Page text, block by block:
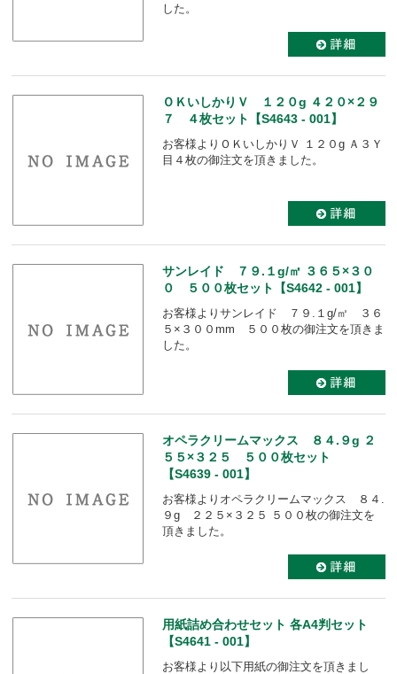
した。
ＯＫいしかりＶ １２０g ４２０×２９
７ ４枚セット【S4643 - 001】
お客様よりＯＫいしかりＶ １２０g Ａ３Ｙ
目４枚の御注文を頂きました。
サンレイド ７９.１g/㎡ ３６５×３０
０ ５００枚セット【S4642 - 001】
お客様よりサンレイド ７９.１g/㎡ ３６
５×３００mm ５００枚の御注文を頂きま
した。
オペラクリームマックス ８４.９g ２
５５×３２５ ５００枚セット
【S4639 - 001】
お客様よりオペラクリームマックス ８４.
９g ２２５×３２５ ５００枚の御注文を
頂きました。
用紙詰め合わせセット 各A4判セット
【S4641 - 001】
お客様より以下用紙の御注文を頂きまし